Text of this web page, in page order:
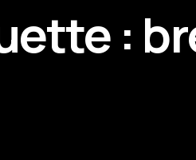
: